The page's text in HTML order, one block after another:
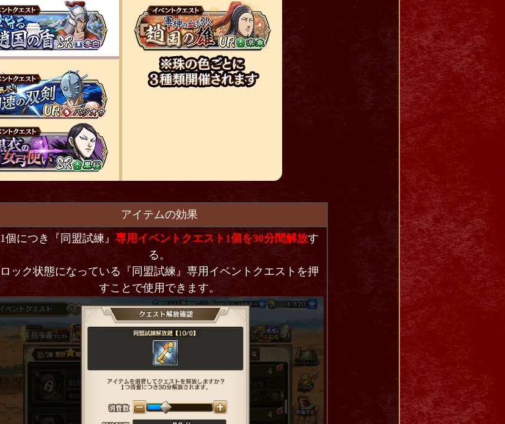
アイテムの効果
1個につき『同盟試練』専用イベントクエスト1個を30分間解放す
る。
ロック状態になっている『同盟試練』専用イベントクエストを押
すことで使用できます。